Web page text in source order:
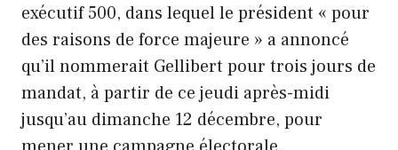
exécutif 500, dans lequel le président « pour
des raisons de force majeure » a annoncé
qu’il nommerait Gellibert pour trois jours de
mandat, à partir de ce jeudi après-midi
jusqu’au dimanche 12 décembre, pour